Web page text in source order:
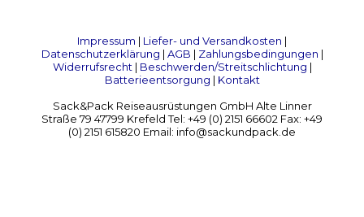
Impressum | Liefer- und Versandkosten |
Datenschutzerklärung | AGB | Zahlungsbedingungen |
Widerrufsrecht| Beschwerden/Streitschlichtung |
Batterieentsorgung | Kontakt
Sack&Pack Reiseausrüstungen GmbH Alte Linner
Straße 79 47799 Krefeld Tel: +49 (0) 2151 66602 Fax: +49
(0) 2151 615820 Email: info@sackundpack.de